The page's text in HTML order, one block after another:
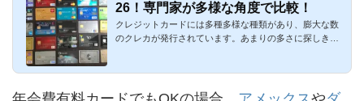
26！専門家が多様な角度で比較！
クレジットカードには多種多様な種類があり、膨大な数
のクレカが発行されています。あまりの多さに探しきれ